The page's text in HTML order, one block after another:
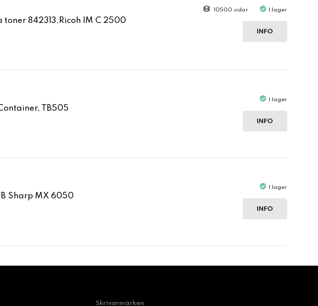
842313,Ricoh IM C 2500
10500 sidor I lager
INFO
TB505
I lager
INFO
Sharp MX 6050
I lager
INFO
Skrivarmärken